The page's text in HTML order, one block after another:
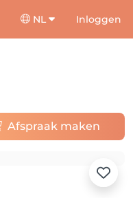
NL Inloggen
Afspraak maken